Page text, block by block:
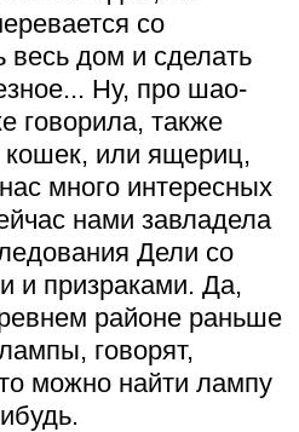
со
весь дом и сделать
Ну, про шао-
говорила, также
или ящериц,
много интересных
нами завладела
Дели со
и призраками. Да,
районе раньше
говорят,
можно найти лампу